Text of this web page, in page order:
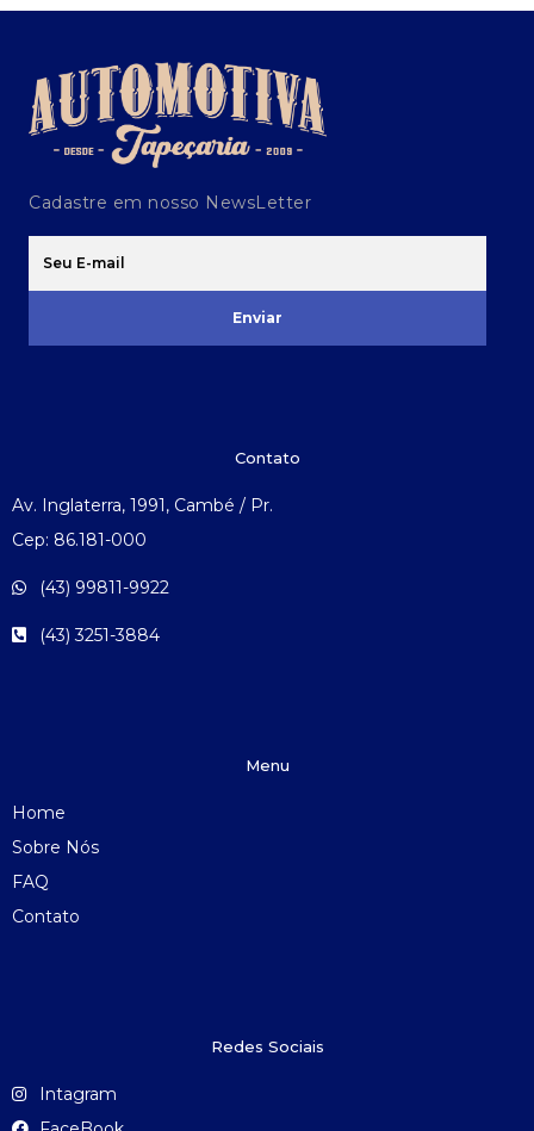
Cadastre em nosso NewsLetter
Enviar
Contato
Av. Inglaterra, 1991, Cambé / Pr.
Cep: 86.181-000
(43) 99811-9922
(43) 3251-3884
Menu
Home
Sobre Nós
FAQ
Contato
Redes Sociais
Intagram